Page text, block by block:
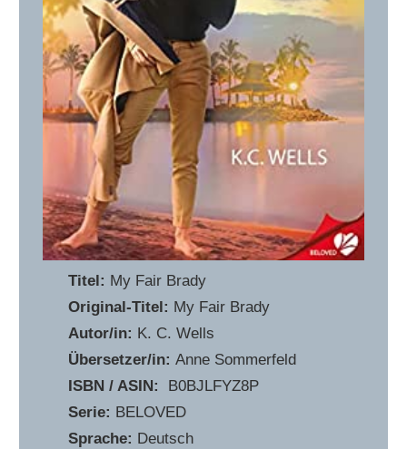
Titel: My Fair Brady
Original-Titel: My Fair Brady
Autor/in: K. C. Wells
Übersetzer/in:Anne Sommerfeld
ISBN / ASIN:
‎ B0BJLFYZ8P
Serie: BELOVED
Sprache: Deutsch